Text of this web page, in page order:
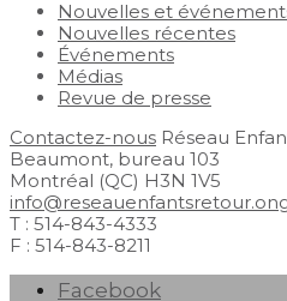
Nouvelles et
Nouvelles récentes
Événements
Médias
Revue de presse
Contactez-nous Réseau
Beaumont, bureau 103
Montréal (QC) H3N 1V5
T : 514-843-4333
F : 514-843-8211
Facebook